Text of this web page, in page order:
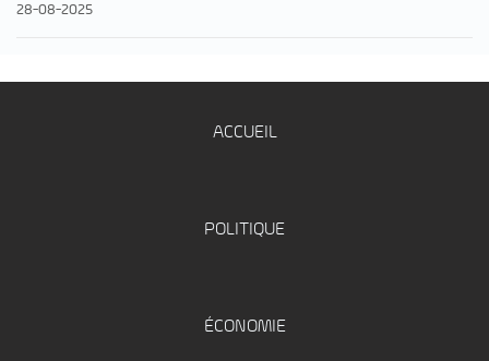
28-08-2025
ACCUEIL
POLITIQUE
ÉCONOMIE